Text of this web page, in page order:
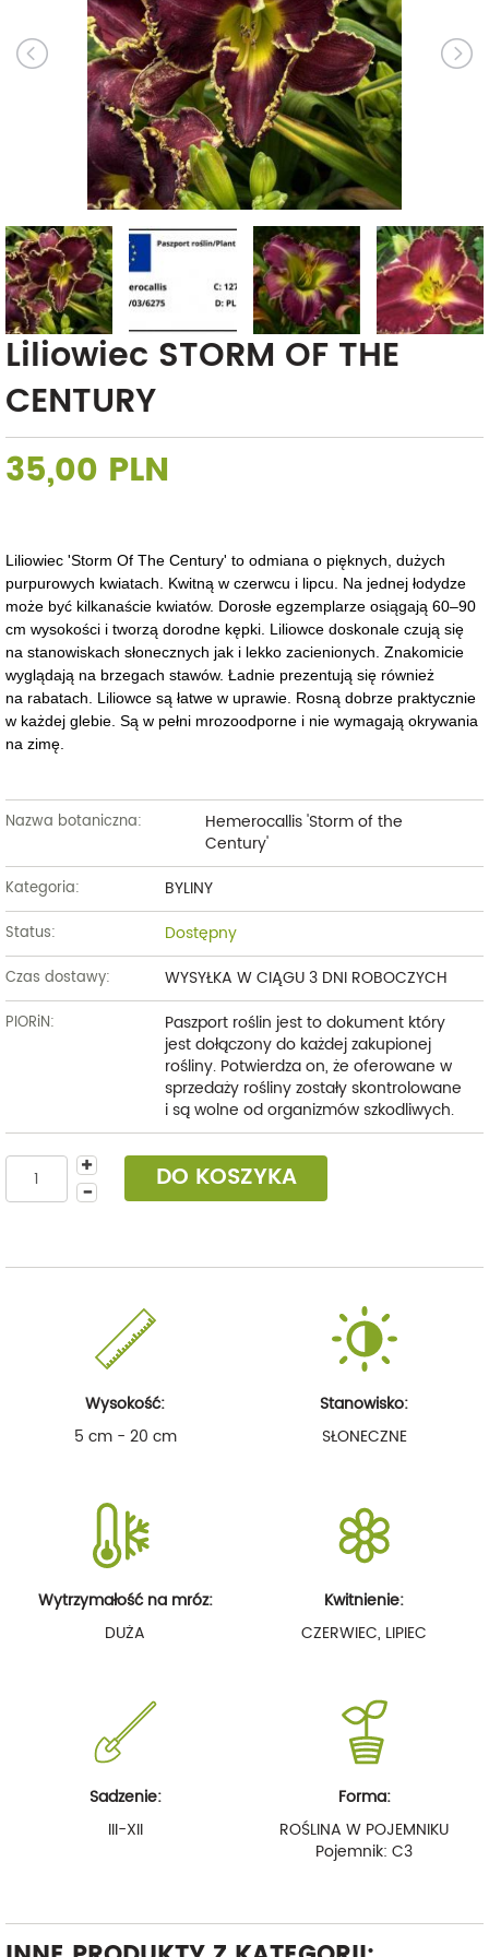
Liliowiec STORM OF THE
CENTURY
35,00 PLN
Liliowiec 'Storm Of The Century' to odmiana o pięknych, dużych
purpurowych kwiatach. Kwitną w czerwcu i lipcu. Na jednej łodydze
może być kilkanaście kwiatów. Dorosłe egzemplarze osiągają 60–90
cm wysokości i tworzą dorodne kępki. Liliowce doskonale czują się
na stanowiskach słonecznych jak i lekko zacienionych. Znakomicie
wyglądają na brzegach stawów. Ładnie prezentują się również
na rabatach. Liliowce są łatwe w uprawie. Rosną dobrze praktycznie
w każdej glebie. Są w pełni mrozoodporne i nie wymagają okrywania
na zimę.
Nazwa botaniczna:
Hemerocallis 'Storm of the
Century'
Kategoria: BYLINY
Status: Dostępny
Czas dostawy: WYSYŁKA W CIĄGU 3 DNI ROBOCZYCH
PIORiN:
Paszport roślin jest to dokument który
jest dołączony do każdej zakupionej
rośliny. Potwierdza on, że oferowane w
sprzedaży rośliny zostały skontrolowane
i są wolne od organizmów szkodliwych.
DO KOSZYKA
Wysokość:
5 cm - 20 cm
Stanowisko:
SŁONECZNE
Wytrzymałość na mróz:
DUŻA
Kwitnienie:
CZERWIEC, LIPIEC
Sadzenie:
III-XII
Forma:
ROŚLINA W POJEMNIKU
Pojemnik: C3